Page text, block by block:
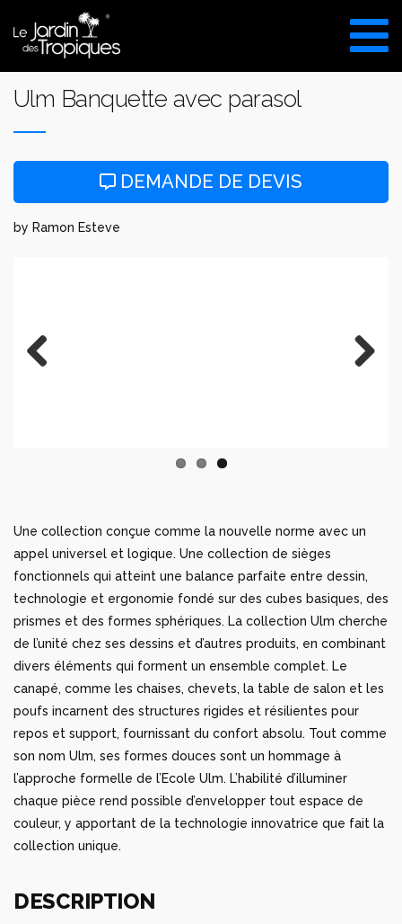
contenu
Ulm Banquette avec parasol
DEMANDE DE DEVIS
by Ramon Esteve
Une collection conçue comme la nouvelle norme avec un
appel universel et logique. Une collection de sièges
fonctionnels qui atteint une balance parfaite entre dessin,
technologie et ergonomie fondé sur des cubes basiques, des
prismes et des formes sphériques. La collection Ulm cherche
de l’unité chez ses dessins et d’autres produits, en combinant
divers éléments qui forment un ensemble complet. Le
canapé, comme les chaises, chevets, la table de salon et les
poufs incarnent des structures rigides et résilientes pour
repos et support, fournissant du confort absolu. Tout comme
son nom Ulm, ses formes douces sont un hommage à
l’approche formelle de l’Ecole Ulm. L’habilité d’illuminer
chaque pièce rend possible d’envelopper tout espace de
couleur, y apportant de la technologie innovatrice que fait la
collection unique.
DESCRIPTION